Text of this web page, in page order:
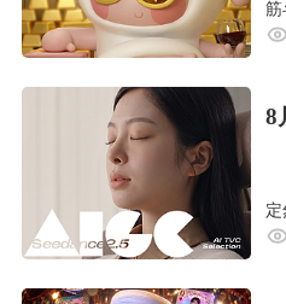
8